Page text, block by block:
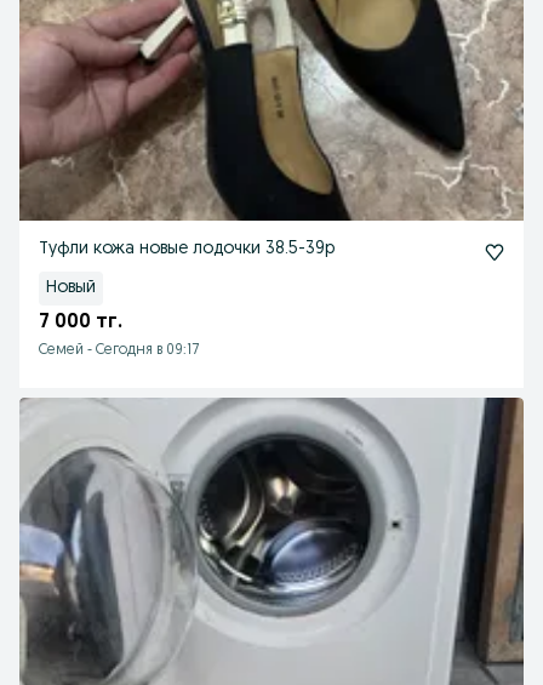
Туфли кожа новые лодочки 38.5-39р
Новый
7 000 тг.
Семей - Сегодня в 09:17